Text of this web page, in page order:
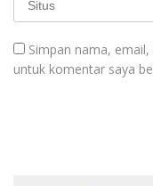
Simpan nama,
untuk komentar saya